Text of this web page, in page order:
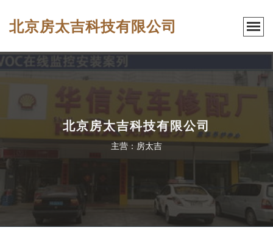
北京房太吉科技有限公司
北京房太吉科技有限公司
主营：房太吉